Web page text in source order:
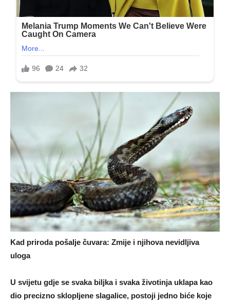
Kad priroda pošalje čuvara: Zmije i njihova nevidljiva
uloga
U svijetu gdje se svaka biljka i svaka životinja uklapa kao
dio precizno sklopljene slagalice, postoji jedno biće koje